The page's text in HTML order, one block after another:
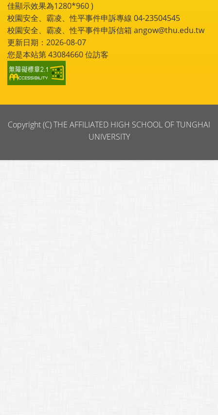
佳顯示效果為1280*960 )
校園安全、霸凌、性平事件申訴專線 04-23504545
校園安全、霸凌、性平事件申訴信箱 angow@thu.edu.tw
更新日期：2026-08-07
您是本站第43084660位訪客
Copyright (C) THE AFFILIATED HIGH SCHOOL OF TUNGHAI
UNIVERSITY